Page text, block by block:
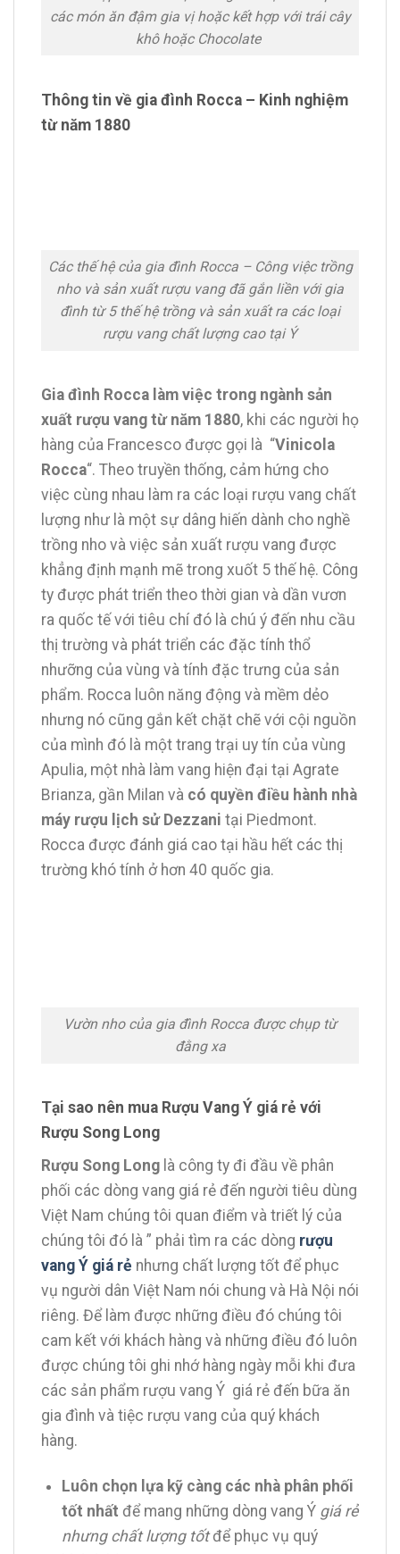
các món ăn đậm gia vị hoặc kết hợp với trái cây
khô hoặc Chocolate
Thông tin về gia đình Rocca – Kinh nghiệm
từ năm 1880
Các thế hệ của gia đình Rocca – Công việc trồng
nho và sản xuất rượu vang đã gắn liền với gia
đình từ 5 thế hệ trồng và sản xuất ra các loại
rượu vang chất lượng cao tại Ý
Gia đình Rocca làm việc trong ngành sản
xuất rượu vang từ năm 1880, khi các người họ
hàng của Francesco được gọi là “Vinicola
Rocca“. Theo truyền thống, cảm hứng cho
việc cùng nhau làm ra các loại rượu vang chất
lượng như là một sự dâng hiến dành cho nghề
trồng nho và việc sản xuất rượu vang được
khẳng định mạnh mẽ trong xuốt 5 thế hệ. Công
ty được phát triển theo thời gian và dần vươn
ra quốc tế với tiêu chí đó là chú ý đến nhu cầu
thị trường và phát triển các đặc tính thổ
nhưỡng của vùng và tính đặc trưng của sản
phẩm. Rocca luôn năng động và mềm dẻo
nhưng nó cũng gắn kết chặt chẽ với cội nguồn
của mình đó là một trang trại uy tín của vùng
Apulia, một nhà làm vang hiện đại tại Agrate
Brianza, gần Milan và có quyền điều hành nhà
máy rượu lịch sử Dezzani tại Piedmont.
Rocca được đánh giá cao tại hầu hết các thị
trường khó tính ở hơn 40 quốc gia.
Vườn nho của gia đình Rocca được chụp từ
đằng xa
Tại sao nên mua Rượu Vang Ý giá rẻ với
Rượu Song Long
Rượu Song Long là công ty đi đầu về phân
phối các dòng vang giá rẻ đến người tiêu dùng
Việt Nam chúng tôi quan điểm và triết lý của
chúng tôi đó là ” phải tìm ra các dòng rượu
vang Ý giá rẻ nhưng chất lượng tốt để phục
vụ người dân Việt Nam nói chung và Hà Nội nói
riêng. Để làm được những điều đó chúng tôi
cam kết với khách hàng và những điều đó luôn
được chúng tôi ghi nhớ hàng ngày mỗi khi đưa
các sản phẩm rượu vang Ý giá rẻ đến bữa ăn
gia đình và tiệc rượu vang của quý khách
hàng.
Luôn chọn lựa kỹ càng các nhà phân phối
tốt nhất để mang những dòng vang Ý giá rẻ
nhưng chất lượng tốtđể phục vụ quý